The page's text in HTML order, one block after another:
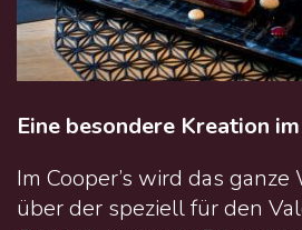
Eine besondere Kreation im
Im Cooper’s wird das
über der speziell für den